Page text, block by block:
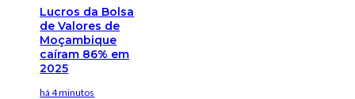
Lucros da Bolsa
de Valores de
Moçambique
caíram 86% em
2025
há 4 minutos